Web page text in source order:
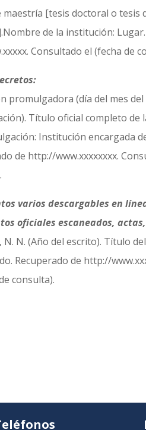
maestría [tesis doctoral o tesis
de la institución:
Consultado el (fecha de
promulgadora (día del mes del
Título oficial completo de
Institución encargada
de http://www.xxxxxxxx.
varios descargables en
oficiales escaneados,
N. N. (Año del escrito). Título
Recuperado de http://
consulta).